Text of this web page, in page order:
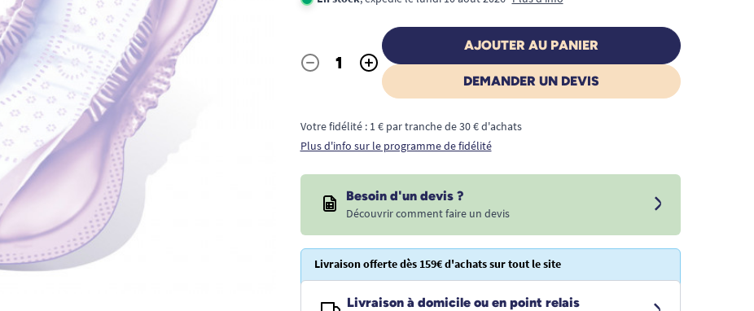
Quantité
- +
AJOUTER AU PANIER
DEMANDER UN DEVIS
Votre fidélité : 1 € par tranche de 30 € d'achats
Plus d'info sur le programme de fidélité
Besoin d'un devis ?
Découvrir comment faire un devis
Livraison offerte dès 159€ d'achats sur tout le site
Livraison à domicile ou en point relais